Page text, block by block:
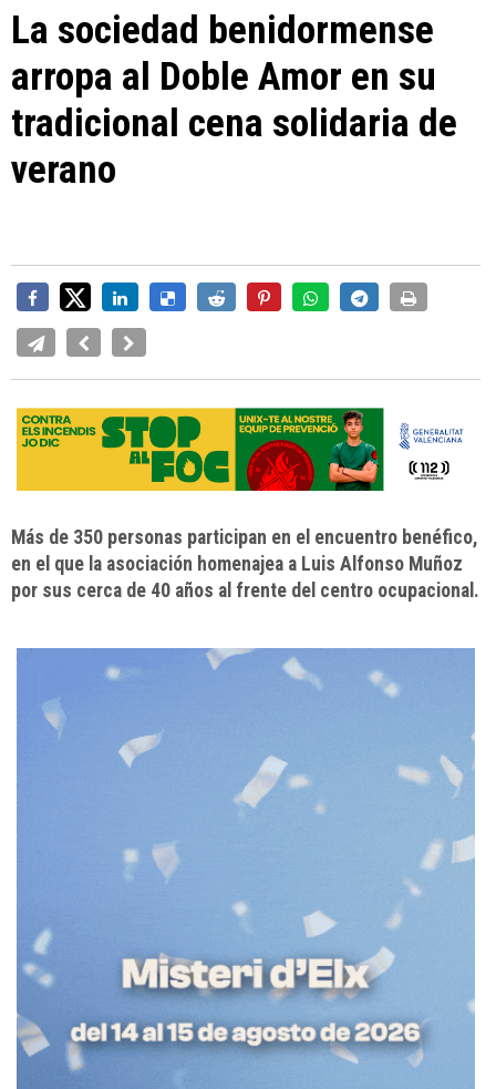
La sociedad benidormense
arropa al Doble Amor en su
tradicional cena solidaria de
verano
Más de 350 personas participan en el encuentro benéfico,
en el que la asociación homenajea a Luis Alfonso Muñoz
por sus cerca de 40 años al frente del centro ocupacional.